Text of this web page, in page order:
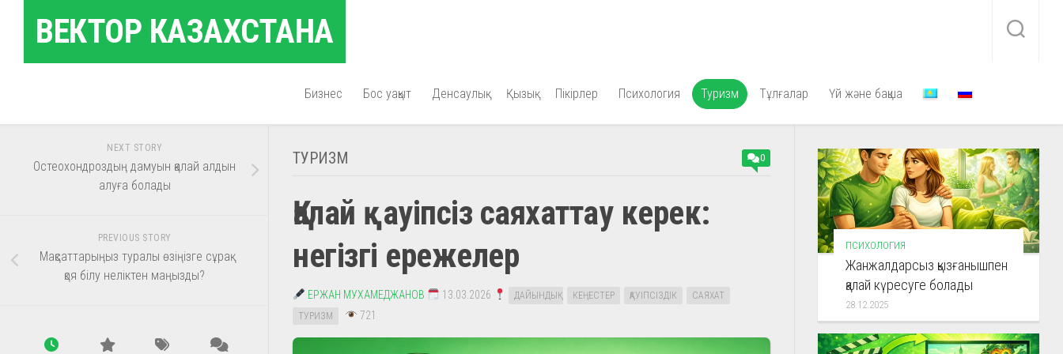
contentВЕКТОР КАЗАХСТАНА
Бизнес Бос уақыт Денсаулық Қызық Пікірлер Психология Туризм Тұлғалар Үй және бақша
ТУРИЗМ 0
Қалай қауіпсіз саяхаттау керек:
негізгі ережелер
ЕРЖАН МУХАМЕДЖАНОВ 13.03.2026 ДАЙЫНДЫҚ КЕҢЕСТЕР ҚАУІПСІЗДІК
САЯХАТ
ТУРИЗМ
721
NEXT STORY
Остеохондроздың дамуын қалай алдын
алуға болады
PREVIOUS STORY
Мақсаттарыңыз туралы өзіңізге сұрақ
қоя білу неліктен маңызды?
ПСИХОЛОГИЯ
Жанжалдарсыз қызғанышпен
қалай күресуге болады
28.12.2025